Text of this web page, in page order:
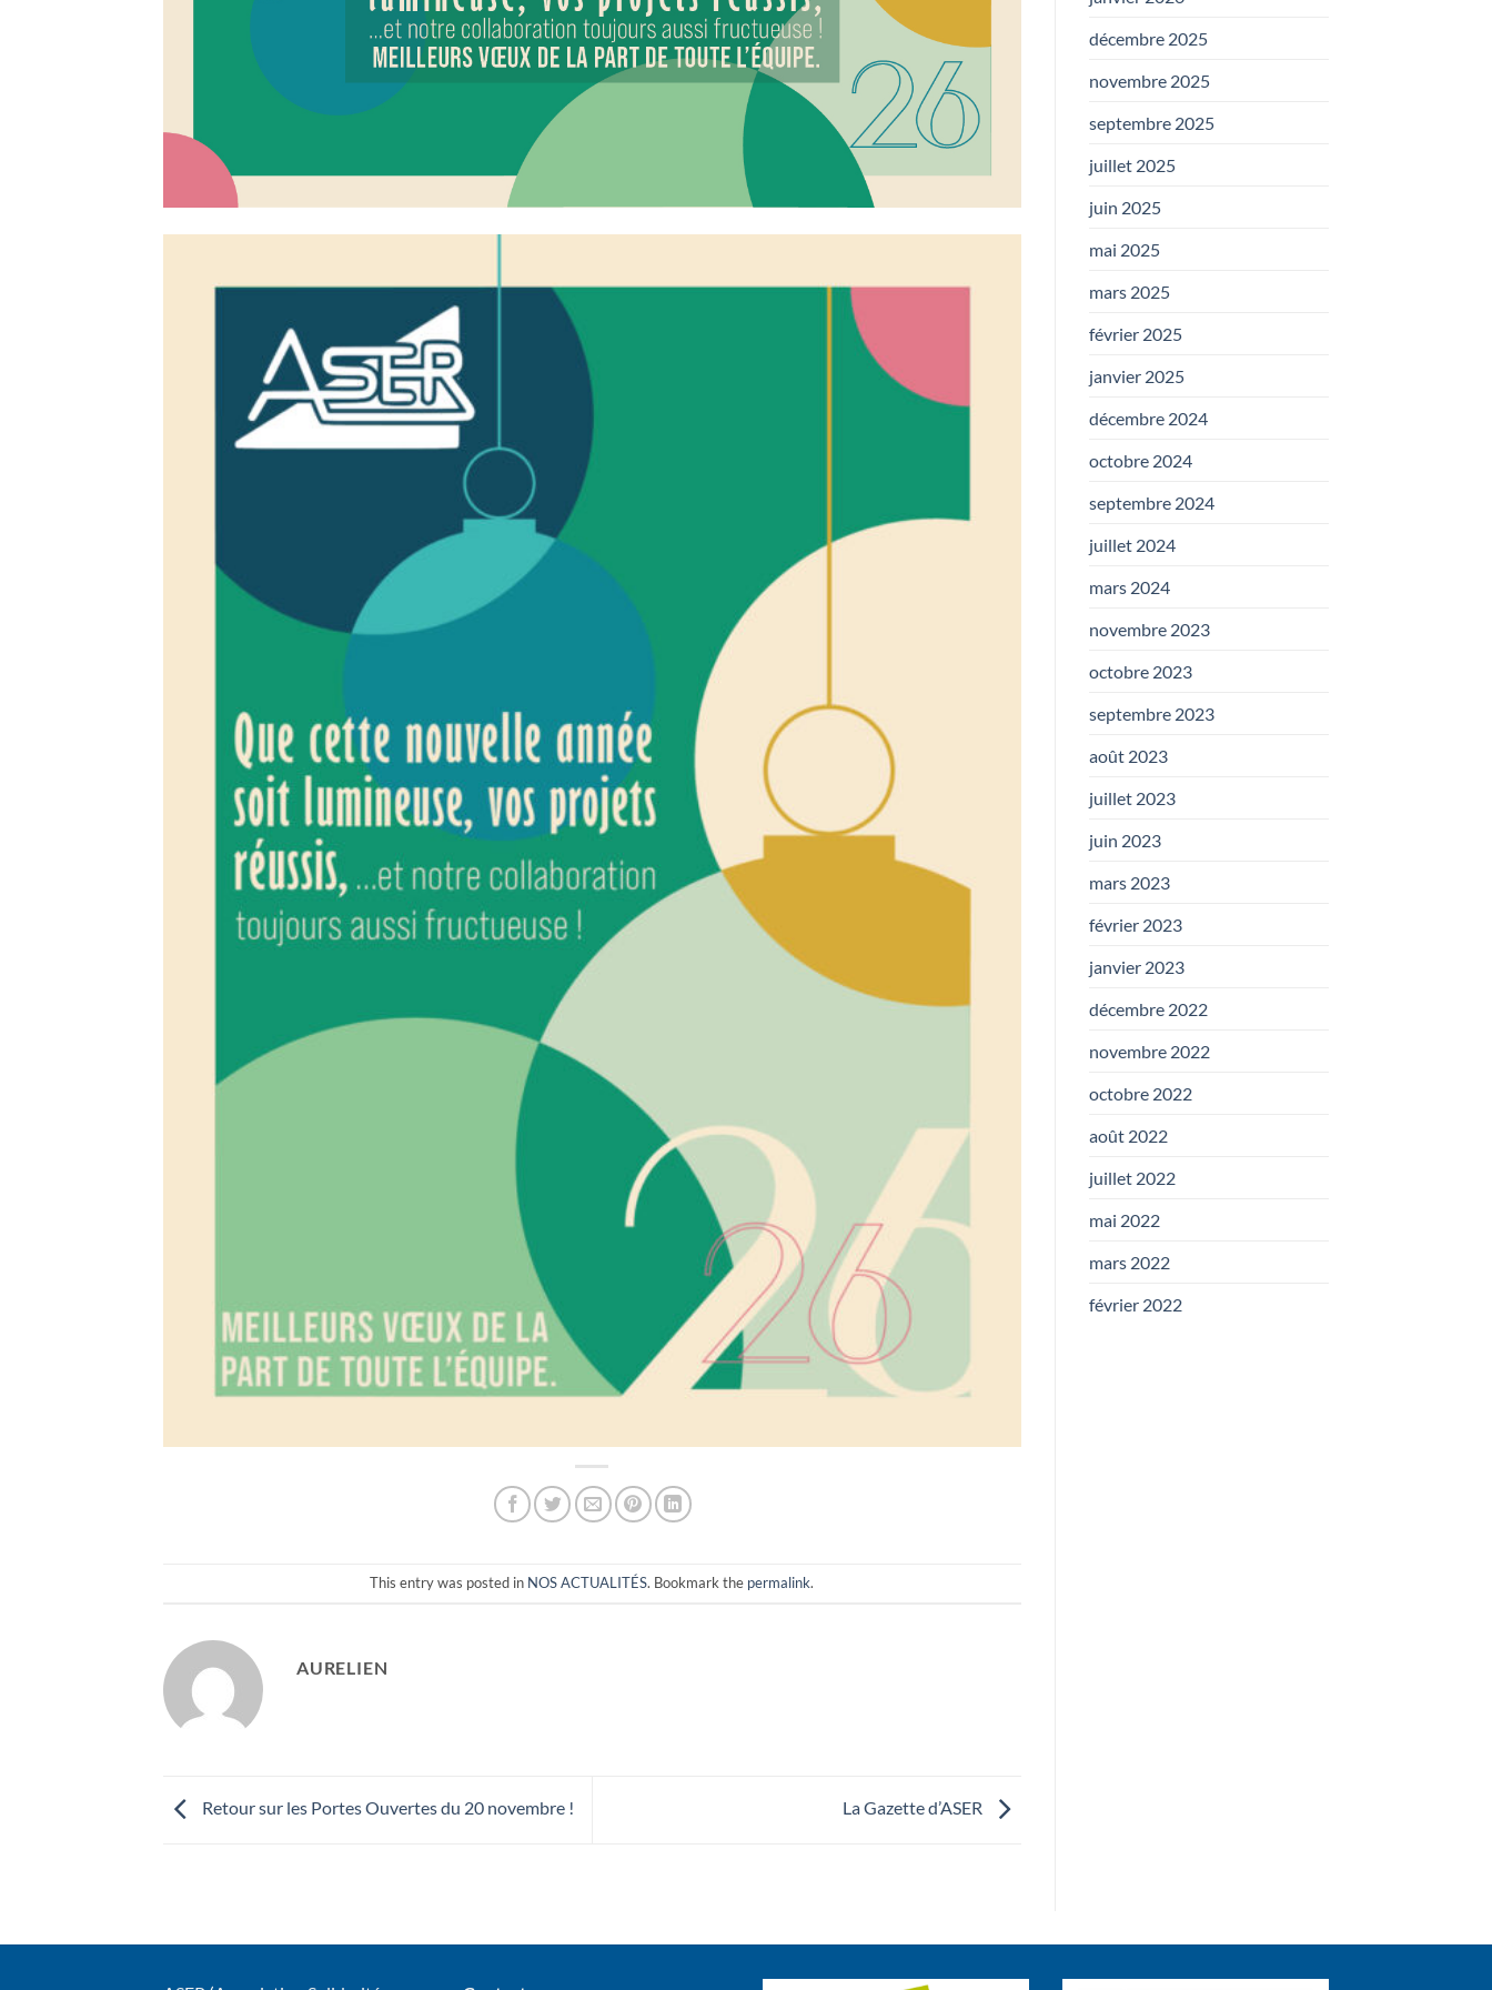
This entry was posted in NOS ACTUALITÉS. Bookmark the permalink.
AURELIEN
Retour sur les Portes Ouvertes du 20 novembre ! La Gazette d’ASER
décembre 2025
novembre 2025
septembre 2025
juillet 2025
juin 2025
mai 2025
mars 2025
février 2025
janvier 2025
décembre 2024
octobre 2024
septembre 2024
juillet 2024
mars 2024
novembre 2023
octobre 2023
septembre 2023
août 2023
juillet 2023
juin 2023
mars 2023
février 2023
janvier 2023
décembre 2022
novembre 2022
octobre 2022
août 2022
juillet 2022
mai 2022
mars 2022
février 2022